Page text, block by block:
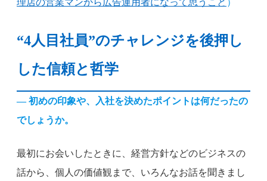
理店の営業マンから広告運用者になって思うこと ）
“4人目社員”のチャレンジを後押し
した信頼と哲学
— 初めの印象や、入社を決めたポイントは何だったの
でしょうか。
最初にお会いしたときに、経営方針などのビジネスの
話から、個人の価値観まで、いろんなお話を聞きまし